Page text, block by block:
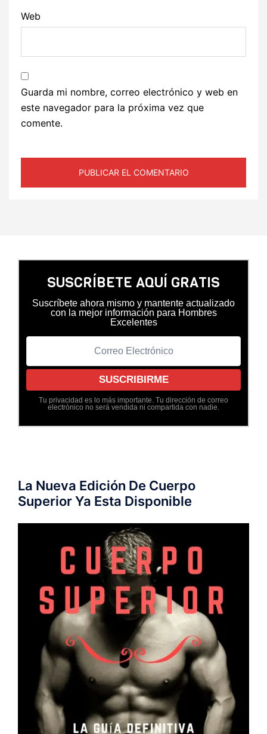
Web
Guarda mi nombre, correo electrónico y web en
este navegador para la próxima vez que
comente.
SUSCRÍBETE AQUÍ GRATIS
Suscríbete ahora mismo y mantente actualizado
con la mejor información para Hombres
Excelentes
Tu privacidad es lo más importante. Tu dirección de correo
electrónico no será vendida ni compartida con nadie.
La Nueva Edición De Cuerpo
Superior Ya Esta Disponible